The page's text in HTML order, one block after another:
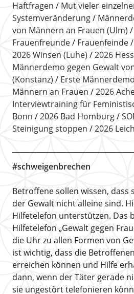
Haftfragen
Mut vieler
Systemveränderung
von Männern an Frauen (Ulm)
Frauenfreunde
Frauenfeinde
2026 Winsen (Luhe)
2026
Männerdemo gegen Gewalt
(Konstanz)
Erste
Männern an Frauen
2026
Interviewtraining für
Bonn
2026 Bad Homburg
Steinigung stoppen
2026
#schweigenbrechen
Betroffene sollen wissen, dass
der Gewalt nicht alleine sind.
Hilfetelefon unterstützen. Das
Hilfetelefon „Gewalt gegen
die Uhr zu allen Formen von
ist wichtig, dass die
erreichen können und Hilfe
dann, wenn der Täter gerade
sie ungestört telefonieren